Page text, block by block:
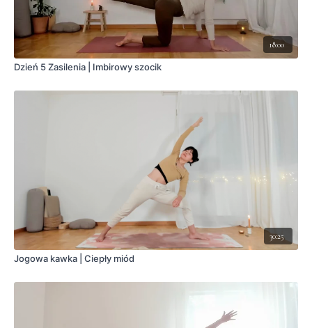
18:00
Dzień 5 Zasilenia | Imbirowy szocik
30:25
Jogowa kawka | Ciepły miód